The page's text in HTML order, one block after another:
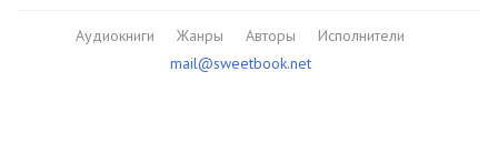
Аудиокниги Жанры Авторы
Исполнители
mail@sweetbook.net